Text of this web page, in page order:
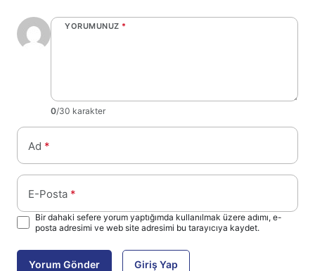
YORUMUNUZ *
0/30 karakter
Ad *
E-Posta *
Bir dahaki sefere yorum yaptığımda kullanılmak üzere adımı, e-
posta adresimi ve web site adresimi bu tarayıcıya kaydet.
Yorum Gönder Giriş Yap